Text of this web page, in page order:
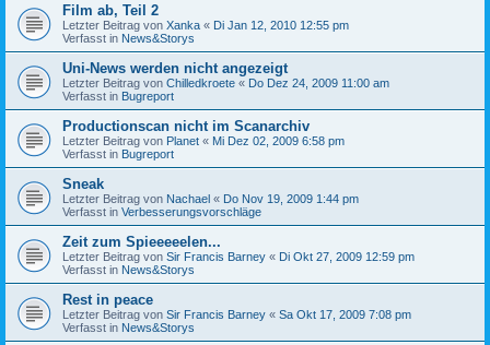
Film ab, Teil 2
Letzter Beitrag von Xanka « Di Jan 12, 2010 12:55 pm
Verfasst in News&Storys
Uni-News werden nicht angezeigt
Letzter Beitrag von Chilledkroete « Do Dez 24, 2009 11:00 am
Verfasst in Bugreport
Productionscan nicht im Scanarchiv
Letzter Beitrag von Planet « Mi Dez 02, 2009 6:58 pm
Verfasst in Bugreport
Sneak
Letzter Beitrag von Nachael « Do Nov 19, 2009 1:44 pm
Verfasst in Verbesserungsvorschläge
Zeit zum Spieeeeelen...
Letzter Beitrag von Sir Francis Barney « Di Okt 27, 2009 12:59 pm
Verfasst in News&Storys
Rest in peace
Letzter Beitrag von Sir Francis Barney « Sa Okt 17, 2009 7:08 pm
Verfasst in News&Storys